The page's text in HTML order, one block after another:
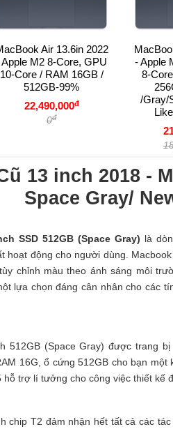
13 inch 2018 -
Space Gray/
SSD 512GB (Space Gray) là
hoạt động cho người dùng.
chỉnh màu theo ánh sáng môi
lựa chọn đáng cân nhân cho các
512GB (Space Gray) được trang
16G, ổ cứng 512GB cho bạn
trợ lí tưởng cho công việc thiết kế
chip T2 đảm nhận hết tất cả các
Air 13.6in 2022
Apple M2 8-Core, GPU
10-Core / RAM 16GB /
512GB-99%
22,490,000đ
0đ
- Apple
8-
/Gray/